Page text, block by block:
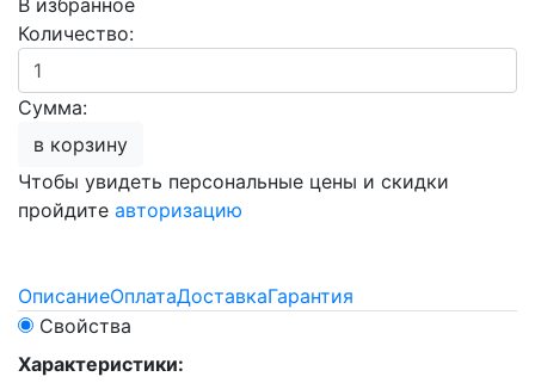
В избранное
Количество:
Сумма:
в корзину
Чтобы увидеть персональные цены и скидки
пройдите авторизацию
ОписаниеОплатаДоставкаГарантия
Свойства
Характеристики: